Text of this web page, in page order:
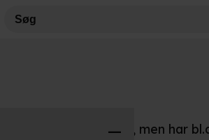
Happy Death Day , men har